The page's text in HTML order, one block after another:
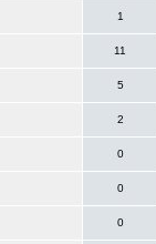
1
11
5
2
0
0
0